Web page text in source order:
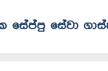
සේප්පු සේවා